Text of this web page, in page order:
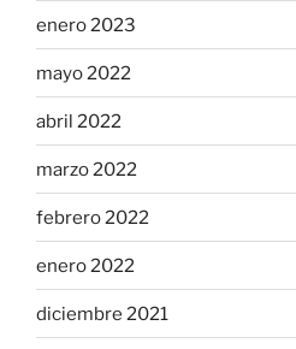
enero 2023
mayo 2022
abril 2022
marzo 2022
febrero 2022
enero 2022
diciembre 2021